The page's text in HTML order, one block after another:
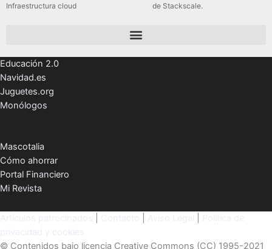
Infraestructura cloud
de Stackscale.
Educación 2.0
Navidad.es
Juguetes.org
Monólogos
Mascotalia
Cómo ahorrar
Portal Financiero
Mi Revista
© Contenidos bajo licencia Creative Commons (CC) 1995-2021